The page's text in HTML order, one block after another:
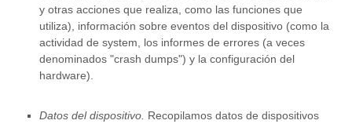
y otras acciones que realiza, como las funciones que
utiliza), información sobre eventos del dispositivo (como la
actividad de system, los informes de errores (a veces
denominados"crash dumps") y la configuración del
hardware).
Datos del dispositivo. Recopilamos datos de dispositivos